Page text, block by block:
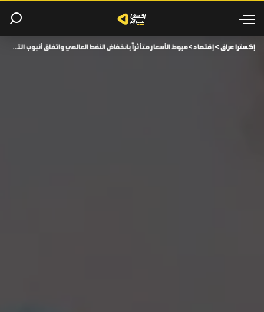
إكسترا عراق >إقتصاد>هبوط الأسعار متأثراً بانخفاض النفط العالمي واتفاق أنبوب التصدير